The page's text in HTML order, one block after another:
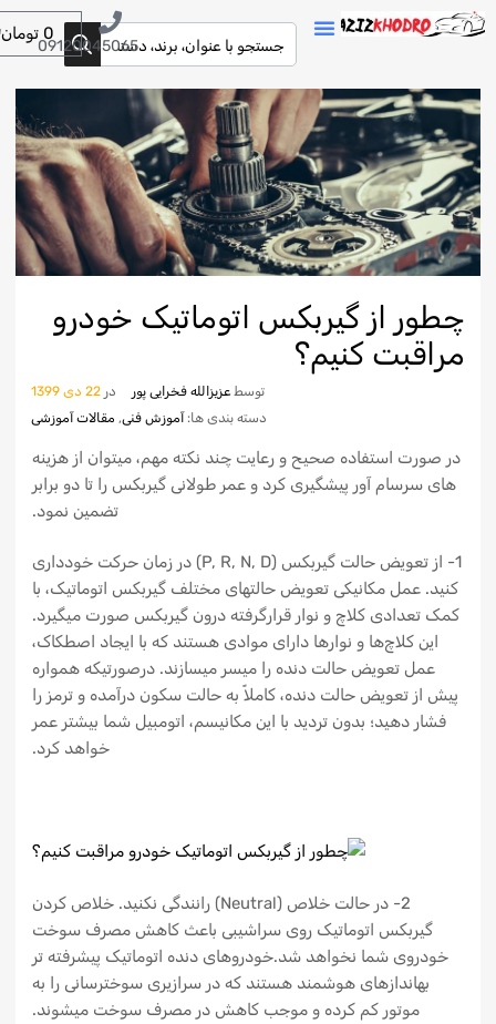
09120045065
0 تومان
چطور از گیربکس اتوماتیک خودرو
مراقبت کنیم؟
توسطعزیزالله فخرایی پور در 22 دی 1399
دسته بندی ها: آموزش فنی, مقالات آموزشی
در صورت استفاده صحیح و رعایت چند نکته مهم، میتوان از هزینه
های سرسام آور پیشگیری کرد و عمر طولانی گیربکس را تا دو برابر
تضمین نمود.
1- از تعویض حالت گیربکس (P, R, N, D) در زمان حرکت خودداری
کنید. عمل مکانیکی تعویض حالتهای مختلف گیربکس اتوماتیک، با
کمک تعدادی کلاچ و نوار قرارگرفته درون گیربکس صورت میگیرد.
این کلاچ‌ها و نوارها دارای موادی هستند که با ایجاد اصطکاک،
عمل تعویض حالت دنده را میسر میسازند. درصورتیکه همواره
پیش از تعویض حالت دنده، کاملاً به حالت سکون درآمده و ترمز را
فشار دهید؛ بدون تردید با این مکانیسم، اتومبیل شما بیشتر عمر
خواهد کرد.
2- در حالت خلاص (Neutral) رانندگی نکنید. خلاص کردن
گیربکس اتوماتیک روی سراشیبی باعث کاهش مصرف سوخت
خودروی شما نخواهد شد.خودروهای دنده اتوماتیک پیشرفته تر
بهاندازهای هوشمند هستند که در سرازیری سوخترسانی را به
موتور کم کرده و موجب کاهش در مصرف سوخت میشوند.